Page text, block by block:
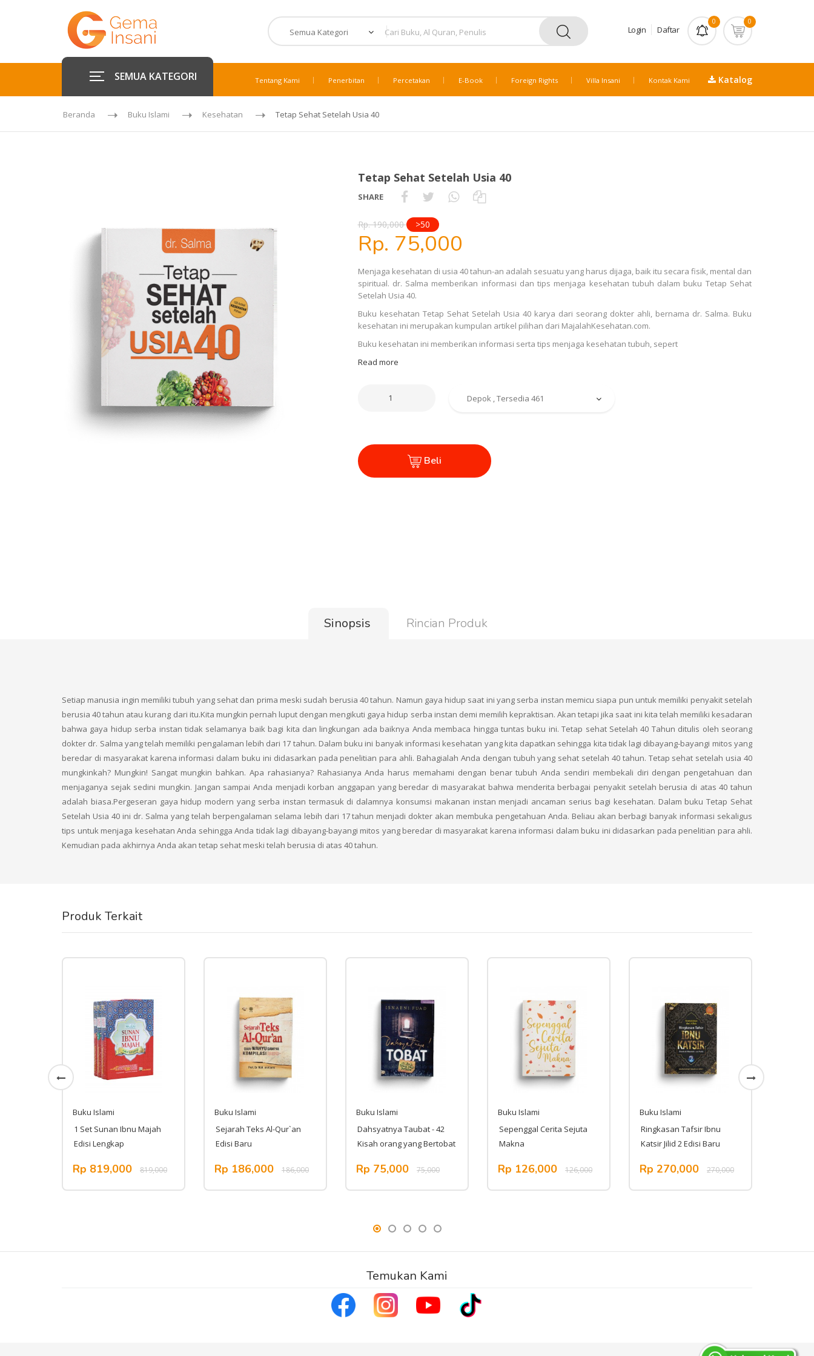
Login Daftar
0 0
SEMUA KATEGORI Tentang Kami Penerbitan Percetakan E-Book Foreign Rights Villa Insani Kontak Kami Katalog
Beranda Buku Islami Kesehatan Tetap Sehat Setelah Usia 40
Tetap Sehat Setelah Usia 40
SHARE
Rp. 190,000 >50
Rp. 75,000
Menjaga kesehatan di usia 40 tahun-an adalah sesuatu yang harus dijaga, baik itu secara fisik, mental dan
spiritual. dr. Salma memberikan informasi dan tips menjaga kesehatan tubuh dalam buku Tetap Sehat
Setelah Usia 40.
Buku kesehatan Tetap Sehat Setelah Usia 40 karya dari seorang dokter ahli, bernama dr. Salma. Buku
kesehatan ini merupakan kumpulan artikel pilihan dari MajalahKesehatan.com.
Buku kesehatan ini memberikan informasi serta tips menjaga kesehatan tubuh, sepert
Read more
Beli
Sinopsis Rincian Produk
Setiap manusia ingin memiliki tubuh yang sehat dan prima meski sudah berusia 40 tahun. Namun gaya hidup saat ini yang serba instan memicu siapa pun untuk memiliki penyakit setelah
berusia 40 tahun atau kurang dari itu.Kita mungkin pernah luput dengan mengikuti gaya hidup serba instan demi memilih kepraktisan. Akan tetapi jika saat ini kita telah memiliki kesadaran
bahwa gaya hidup serba instan tidak selamanya baik bagi kita dan lingkungan ada baiknya Anda membaca hingga tuntas buku ini. Tetap sehat Setelah 40 Tahun ditulis oleh seorang
dokter dr. Salma yang telah memiliki pengalaman lebih dari 17 tahun. Dalam buku ini banyak informasi kesehatan yang kita dapatkan sehingga kita tidak lagi dibayang-bayangi mitos yang
beredar di masyarakat karena informasi dalam buku ini didasarkan pada penelitian para ahli. Bahagialah Anda dengan tubuh yang sehat setelah 40 tahun. Tetap sehat setelah usia 40
mungkinkah? Mungkin! Sangat mungkin bahkan. Apa rahasianya? Rahasianya Anda harus memahami dengan benar tubuh Anda sendiri membekali diri dengan pengetahuan dan
menjaganya sejak sedini mungkin. Jangan sampai Anda menjadi korban anggapan yang beredar di masyarakat bahwa menderita berbagai penyakit setelah berusia di atas 40 tahun
adalah biasa.Pergeseran gaya hidup modern yang serba instan termasuk di dalamnya konsumsi makanan instan menjadi ancaman serius bagi kesehatan. Dalam buku Tetap Sehat
Setelah Usia 40 ini dr. Salma yang telah berpengalaman selama lebih dari 17 tahun menjadi dokter akan membuka pengetahuan Anda. Beliau akan berbagi banyak informasi sekaligus
tips untuk menjaga kesehatan Anda sehingga Anda tidak lagi dibayang-bayangi mitos yang beredar di masyarakat karena informasi dalam buku ini didasarkan pada penelitian para ahli.
Kemudian pada akhirnya Anda akan tetap sehat meski telah berusia di atas 40 tahun.
Produk Terkait
Buku Islami
1 Set Sunan Ibnu Majah
Edisi Lengkap
Rp 819,000 819,000
Buku Islami
Sejarah Teks Al-Qur`an
Edisi Baru
Rp 186,000 186,000
Buku Islami
Dahsyatnya Taubat - 42
Kisah orang yang Bertobat
Rp 75,000 75,000
Buku Islami
Sepenggal Cerita Sejuta
Makna
Rp 126,000 126,000
Buku Islami
Ringkasan Tafsir Ibnu
Katsir Jilid 2 Edisi Baru
Rp 270,000 270,000
Temukan Kami